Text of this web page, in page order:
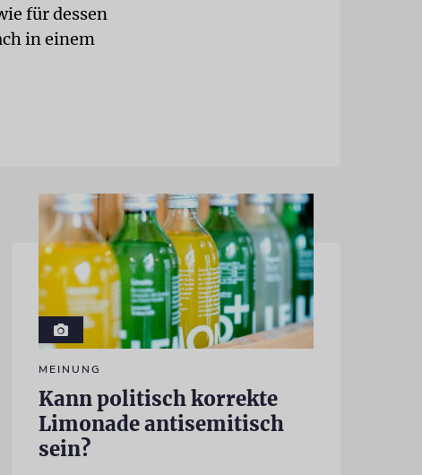
für dessen
in einem
MEINUNG
Kann politisch korrekte
Limonade antisemitisch
sein?